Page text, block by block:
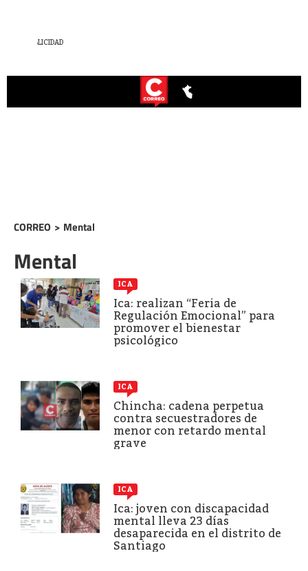
CORREO > Mental
Mental
ICA
Ica: realizan “Feria de
Regulación Emocional” para
promover el bienestar
psicológico
ICA
Chincha: cadena perpetua
contra secuestradores de
menor con retardo mental
grave
ICA
Ica: joven con discapacidad
mental lleva 23 días
desaparecida en el distrito de
Santiago